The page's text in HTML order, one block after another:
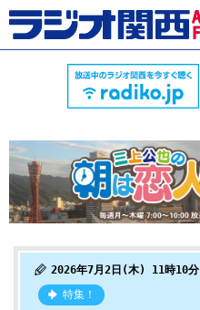
2026年7月2日(木) 11時10分
特集！